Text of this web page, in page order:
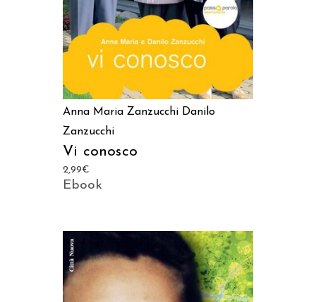
Anna Maria Zanzucchi Danilo
Zanzucchi
Vi conosco
2,99€
Ebook